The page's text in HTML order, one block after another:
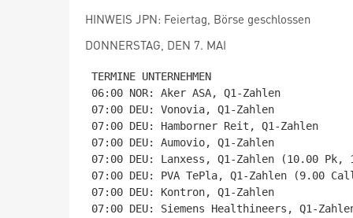
HINWEIS JPN: Feiertag, Börse geschlossen
DONNERSTAG, DEN 7. MAI
TERMINE UNTERNEHMEN
06:00 NOR: Aker ASA, Q1-Zahlen
07:00 DEU: Vonovia, Q1-Zahlen
07:00 DEU: Hamborner Reit, Q1-Zahlen
07:00 DEU: Aumovio, Q1-Zahlen
07:00 DEU: Lanxess, Q1-Zahlen (10.00 Pk,
07:00 DEU: PVA TePla, Q1-Zahlen (9.00
07:00 DEU: Kontron, Q1-Zahlen
07:00 DEU: Siemens Healthineers, Q1-